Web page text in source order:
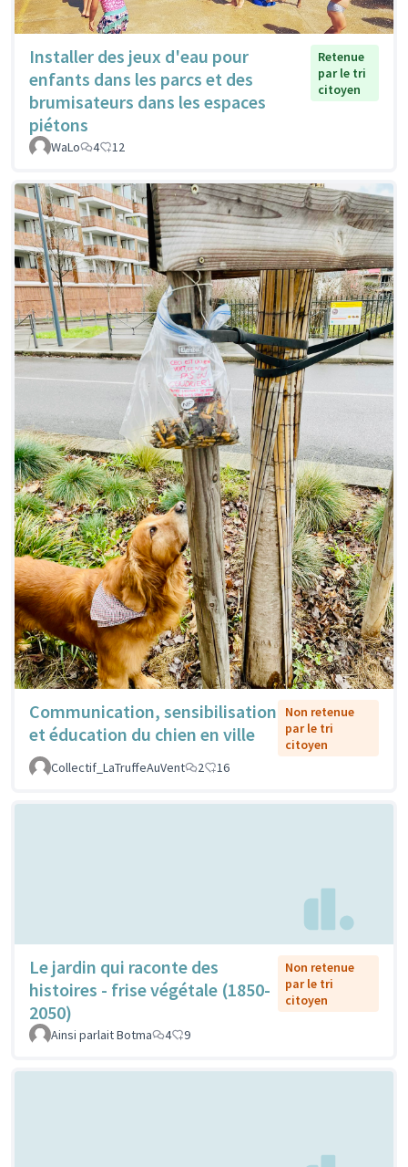
Installer des jeux d'eau pour
enfants dans les parcs et des
brumisateurs dans les espaces
piétons
Retenue
par le tri
citoyen
WaLo 4 12
Communication, sensibilisation
et éducation du chien en ville
Non retenue
par le tri
citoyen
Collectif_LaTruffeAuVent
2 16
Le jardin qui raconte des
histoires - frise végétale (1850-
2050)
Non retenue
par le tri
citoyen
Ainsi parlait Botma 4 9